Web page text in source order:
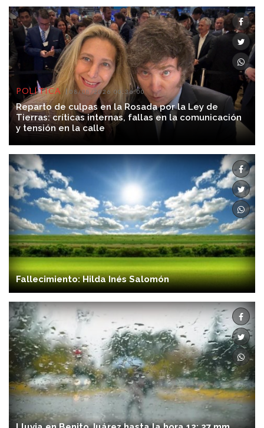
POLÍTICA 08/08/2026 00:36:00
Reparto de culpas en la Rosada por la Ley de
Tierras: críticas internas, fallas en la comunicación
y tensión en la calle
Fallecimiento: Hilda Inés Salomón